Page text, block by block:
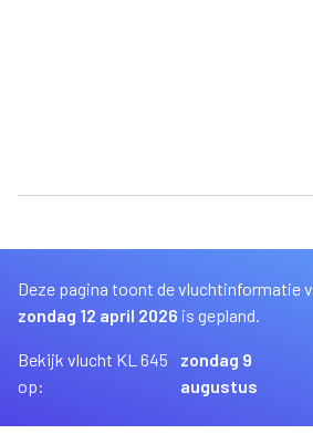
Deze pagina toont de vluchtinformatie
zondag 12 april 2026 is gepland.
Bekijk vlucht KL 645
op:
zondag 9
augustus